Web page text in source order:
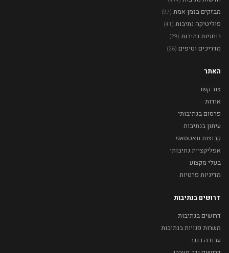
מבזקים בזמן אמת (97)
פוליטיקה נתיבות (41)
רוחניות נתיבות (29)
מדריכים וטיפים (26)
האתר
צור קשר
אודות
פרסום בנתיבותי
עיתון בנתיבות
קבוצות וואטסאפ
אפליקציית נתיבותי
בעלי מקצוע
מדיניות פרטיות
דרושים בנתיבות
דרושים בנתיבות
משרות פנויות בנתיבות
עבודה בנגב